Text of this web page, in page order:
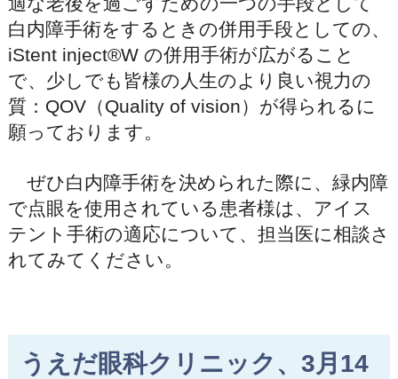
白内障手術をするときの併用手段としての、
iStent inject®W の併用手術が広がること
で、少しでも皆様の人生のより良い視力の
質：QOV（Quality of vision）が得られるに
願っております。
ぜひ白内障手術を決められた際に、緑内障
で点眼を使用されている患者様は、アイス
テント手術の適応について、担当医に相談さ
れてみてください。
うえだ眼科クリニック、3月14